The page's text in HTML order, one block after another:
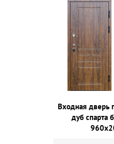
Входная дверь
дуб спарта